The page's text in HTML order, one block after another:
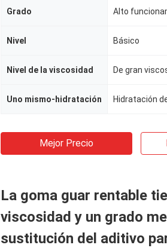
Grado Alto
Nivel Básico
Nivel de la viscosidad De gran
Uno mismo-hidratación Hidratación
Mejor Precio
La goma guar rentable
viscosidad y un grado
sustitución del aditivo